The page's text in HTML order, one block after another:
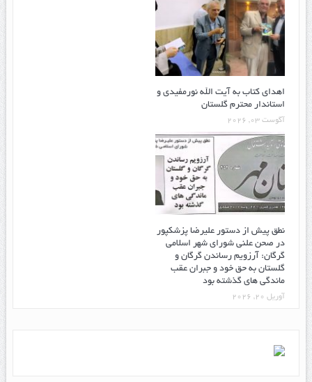
اهدای کتاب به آیت الله نورمفیدی و
استاندار محترم گلستان
آگوست 03, 2026
نطق پیش از دستور علیرضا پزشکپور
در صحن علنی شورای شهر اسلامی
گرگان: آرزویم رساندن گرگان و
گلستان به حق خود و جبران عقب
ماندگی های گذشته بود
آوریل 20, 2026